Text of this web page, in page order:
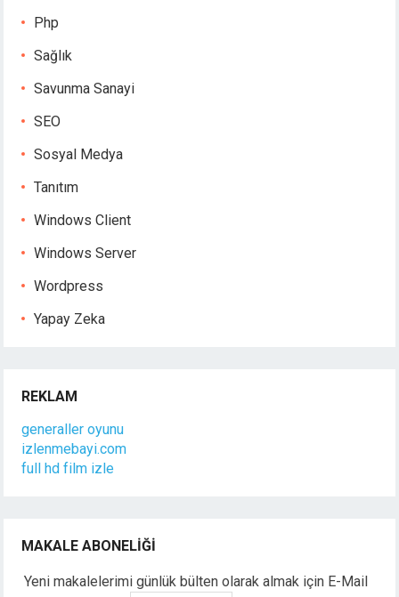
Php
Sağlık
Savunma Sanayi
SEO
Sosyal Medya
Tanıtım
Windows Client
Windows Server
Wordpress
Yapay Zeka
REKLAM
generaller oyunu
izlenmebayi.com
full hd film izle
MAKALE ABONELIĞI
Yeni makalelerimi günlük bülten olarak almak için E-Mail